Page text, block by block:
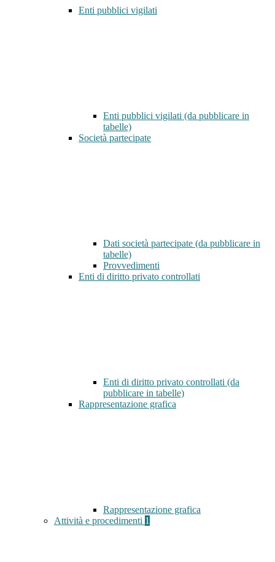
Enti pubblici vigilati
Enti pubblici vigilati (da pubblicare in
tabelle)
Società partecipate
Dati società partecipate (da pubblicare in
tabelle)
Provvedimenti
Enti di diritto privato controllati
Enti di diritto privato controllati (da
pubblicare in tabelle)
Rappresentazione grafica
Rappresentazione grafica
Attività e procedimenti 1